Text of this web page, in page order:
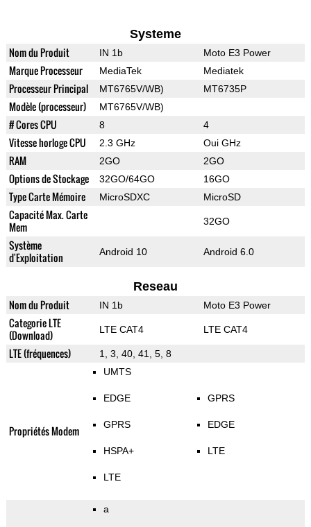
Systeme
Nom du Produit IN 1b Moto E3 Power
Marque Processeur MediaTek Mediatek
Processeur Principal MT6765V/WB) MT6735P
Modèle (processeur) MT6765V/WB)
# Cores CPU 8 4
Vitesse horloge CPU 2.3 GHz Oui GHz
RAM 2GO 2GO
Options de Stockage 32GO/64GO 16GO
Type Carte Mémoire MicroSDXC MicroSD
Capacité Max. Carte
Mem
32GO
Système
d'Exploitation
Android 10 Android 6.0
Reseau
Nom du Produit IN 1b Moto E3 Power
Categorie LTE
(Download)
LTE CAT4 LTE CAT4
LTE (fréquences) 1, 3, 40, 41, 5, 8
Propriétés Modem
UMTS
EDGE
GPRS
HSPA+
LTE
GPRS
EDGE
LTE
a